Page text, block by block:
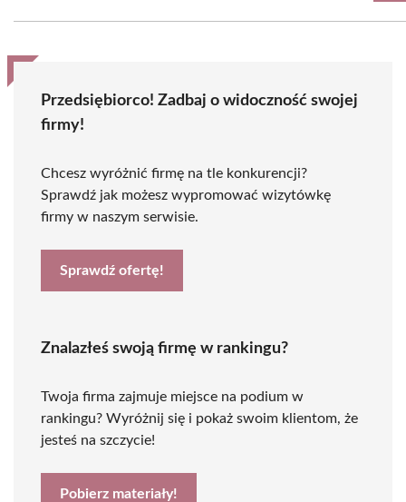
Przedsiębiorco! Zadbaj o widoczność swojej
firmy!
Chcesz wyróżnić firmę na tle konkurencji?
Sprawdź jak możesz wypromować wizytówkę
firmy w naszym serwisie.
Sprawdź ofertę!
Znalazłeś swoją firmę w rankingu?
Twoja firma zajmuje miejsce na podium w
rankingu? Wyróżnij się i pokaż swoim klientom, że
jesteś na szczycie!
Pobierz materiały!